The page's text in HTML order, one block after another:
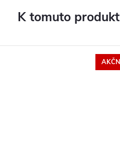
K tomuto